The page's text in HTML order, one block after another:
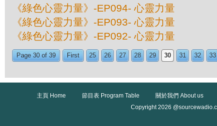
《綠色心靈力量》-EP094- 心靈力量
《綠色心靈力量》-EP093- 心靈力量
《綠色心靈力量》-EP092- 心靈力量
Page 30 of 39 First 25 26 27 28 29 30 31 32 33
主頁 Home 節目表 Program Table
關於我們 About us
Copyright 2026